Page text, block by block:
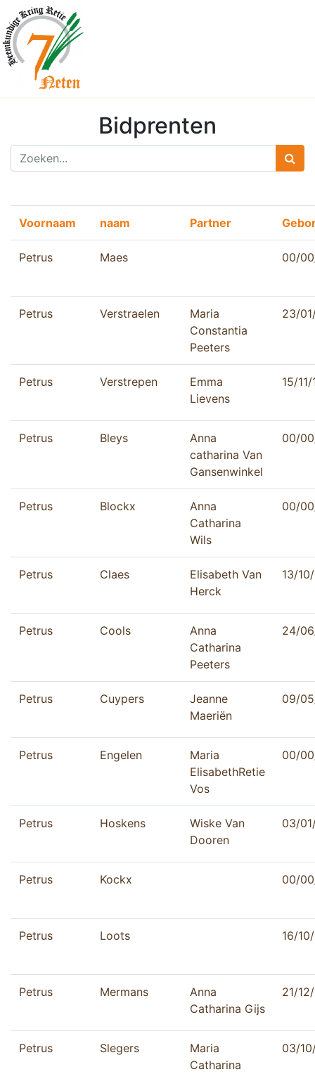
Bidprenten
Voornaam naam Partner
Petrus Maes 00/
Petrus Verstraelen
Maria
Constantia
Peeters
23/
Petrus Verstrepen
Emma
Lievens
15/
Petrus Bleys
Anna
catharina Van
Gansenwinkel
00/
Petrus Blockx
Anna
Catharina
Wils
00/
Petrus Claes
Elisabeth Van
Herck
13/
Petrus Cools
Anna
Catharina
Peeters
24/
Petrus Cuypers
Jeanne
Maeriën
09/
Petrus Engelen
Maria
ElisabethRetie
Vos
00/
Petrus Hoskens
Wiske Van
Dooren
03/
Petrus Kockx 00/
Petrus Loots 16/
Petrus Mermans
Anna
Catharina Gijs
21/
Petrus Slegers
Maria
Catharina
03/